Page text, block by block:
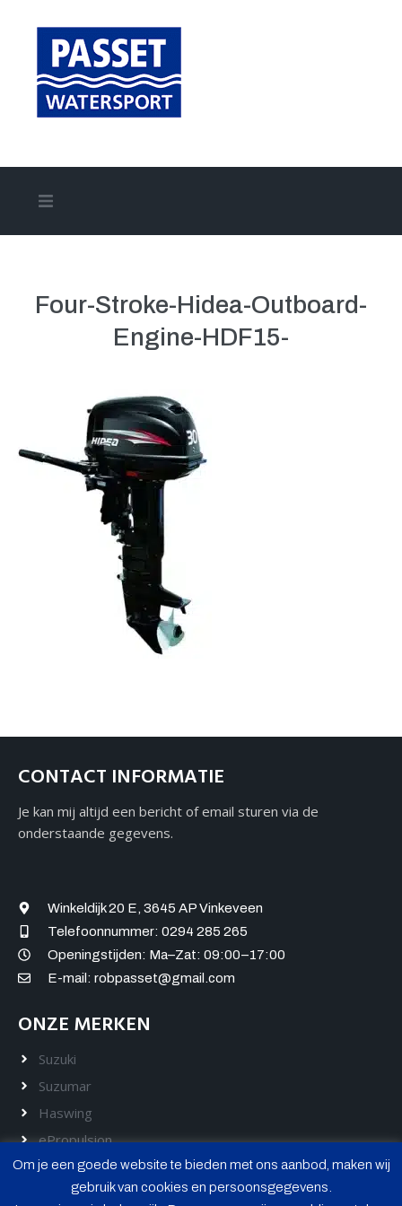
Over ons
Contact
Four-Stroke-Hidea-Outboard-
Engine-HDF15-
ONZE MERKEN
Suzuki
Suzumar
Haswing
ePropulsion
Hidea
Rickson
CONTACT INFORMATIE
Je kan mij altijd een bericht of email sturen via de
onderstaande gegevens.
Winkeldijk 20 E, 3645 AP Vinkeveen
Telefoonnummer: 0294 285 265
Openingstijden: Ma–Zat: 09:00–17:00
E-mail: robpasset@gmail.com
Om je een goede website te bieden met ons aanbod, maken wij
gebruik van cookies en persoonsgegevens.